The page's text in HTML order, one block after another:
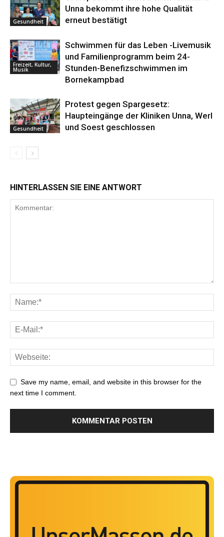
Gesundheit
Unna bekommt ihre hohe Qualität
erneut bestätigt
Freizeit, Kultur,
Musik
Schwimmen für das Leben -Livemusik
und Familienprogramm beim 24-
Stunden-Benefizschwimmen im
Bornekampbad
Gesundheit
Protest gegen Spargesetz:
Haupteingänge der Kliniken Unna, Werl
und Soest geschlossen
HINTERLASSEN SIE EINE ANTWORT
Save my name, email, and website in this browser for the
next time I comment.